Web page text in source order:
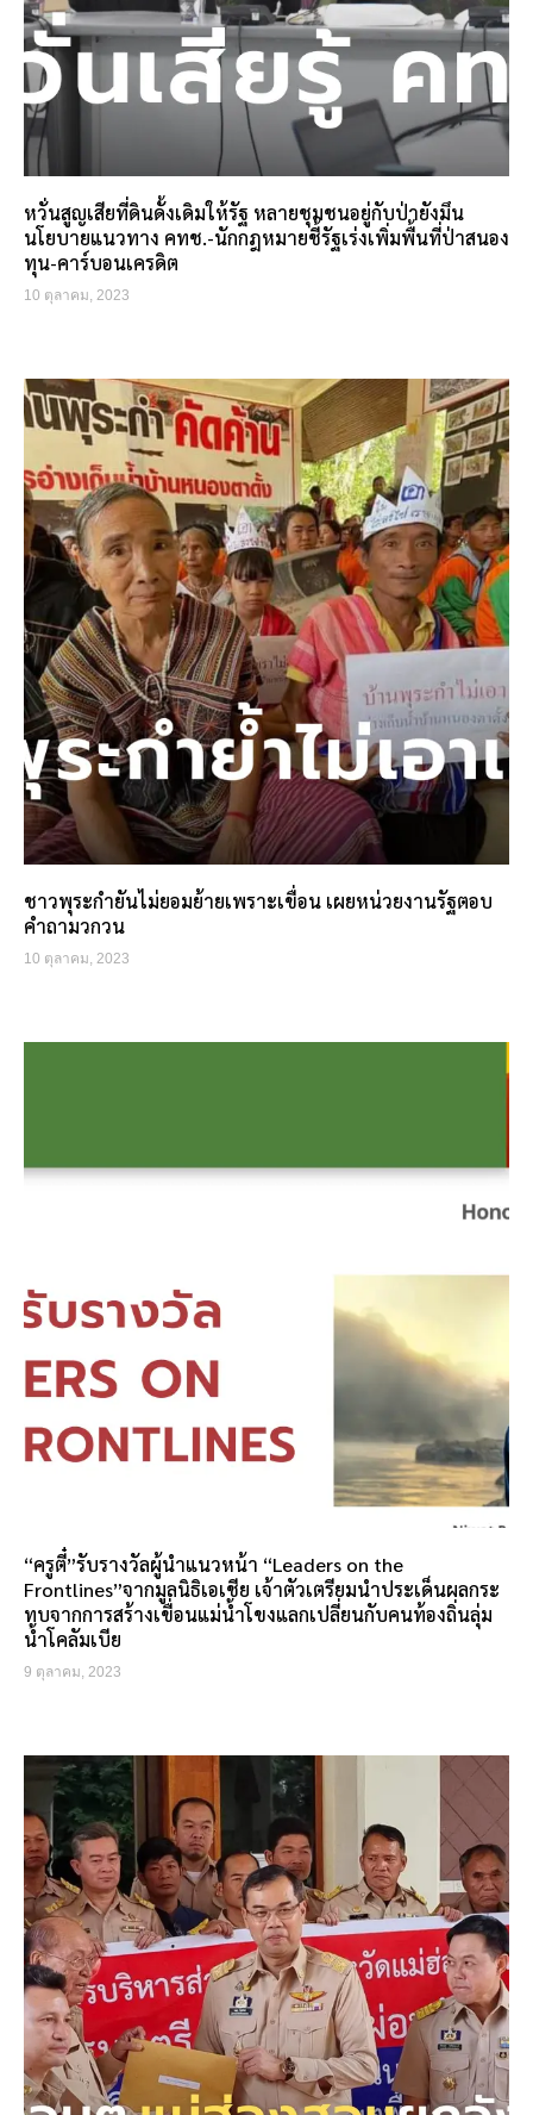
หวั่นสูญเสียที่ดินดั้งเดิมให้รัฐ หลายชุมชนอยู่กับป่ายังมึน
นโยบายแนวทาง คทช.-นักกฎหมายชี้รัฐเร่งเพิ่มพื้นที่ป่าสนอง
ทุน-คาร์บอนเครดิต
10 ตุลาคม, 2023
ชาวพุระกำยันไม่ยอมย้ายเพราะเขื่อน เผยหน่วยงานรัฐตอบ
คำถามวกวน
10 ตุลาคม, 2023
“ครูตี๋”รับรางวัลผู้นำแนวหน้า “Leaders on the
Frontlines”จากมูลนิธิเอเชีย เจ้าตัวเตรียมนำประเด็นผลกระ
ทบจากการสร้างเขื่อนแม่น้ำโขงแลกเปลี่ยนกับคนท้องถิ่นลุ่ม
น้ำโคลัมเบีย
9 ตุลาคม, 2023